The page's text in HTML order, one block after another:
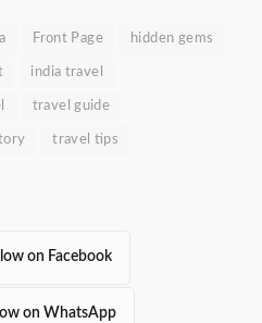
Front Page hidden gems
india travel
travel guide
travel tips
on Facebook
on WhatsApp